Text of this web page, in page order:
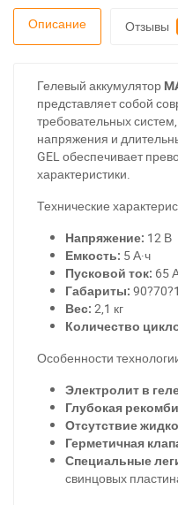
Описание Отзывы
Гелевый аккумулятор
представляет собой
требовательных
напряжения и
GEL обеспечивает
характеристики.
Технические
Напряжение: 12 В
Емкость: 5 А·ч
Пусковой ток: 65
Габариты:
Вес: 2,1 кг
Количество
Особенности
Электролит в
Глубокая
Отсутствие
Герметичная
Специальные
свинцовых